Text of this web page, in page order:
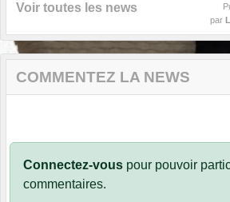
Voir toutes les news
par
COMMENTEZ LA NEWS
Connectez-vous pour pouvoir
commentaires.